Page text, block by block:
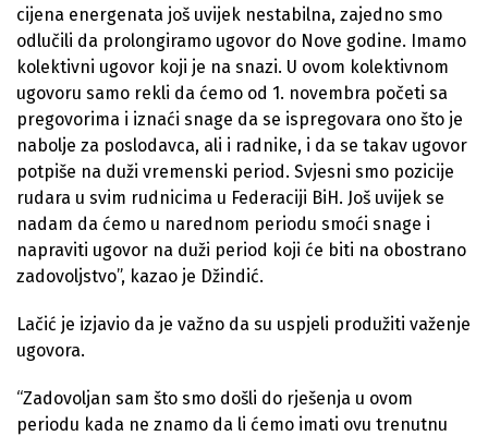
cijena energenata još uvijek nestabilna, zajedno smo
odlučili da prolongiramo ugovor do Nove godine. Imamo
kolektivni ugovor koji je na snazi. U ovom kolektivnom
ugovoru samo rekli da ćemo od 1. novembra početi sa
pregovorima i iznaći snage da se ispregovara ono što je
nabolje za poslodavca, ali i radnike, i da se takav ugovor
potpiše na duži vremenski period. Svjesni smo pozicije
rudara u svim rudnicima u Federaciji BiH. Još uvijek se
nadam da ćemo u narednom periodu smoći snage i
napraviti ugovor na duži period koji će biti na obostrano
zadovoljstvo”, kazao je Džindić.
Lačić je izjavio da je važno da su uspjeli produžiti važenje
ugovora.
“Zadovoljan sam što smo došli do rješenja u ovom
periodu kada ne znamo da li ćemo imati ovu trenutnu